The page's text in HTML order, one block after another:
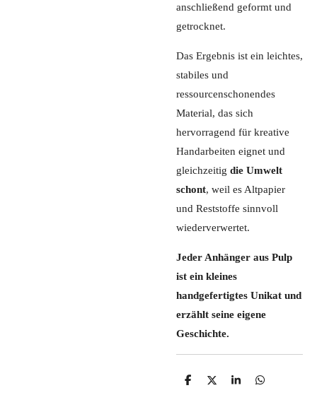
anschließend geformt und
getrocknet.
Das Ergebnis ist ein leichtes,
stabiles und
ressourcenschonendes
Material, das sich
hervorragend für kreative
Handarbeiten eignet und
gleichzeitig die Umwelt
schont, weil es Altpapier
und Reststoffe sinnvoll
wiederverwertet.
Jeder Anhänger aus Pulp
ist ein kleines
handgefertigtes Unikat und
erzählt seine eigene
Geschichte.
T
T
T
T